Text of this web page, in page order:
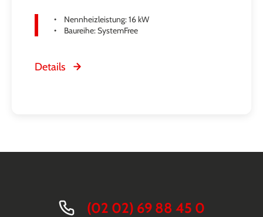
Nennheizleistung: 16 kW
Baureihe: SystemFree
Details
(02 02) 69 88 45 0